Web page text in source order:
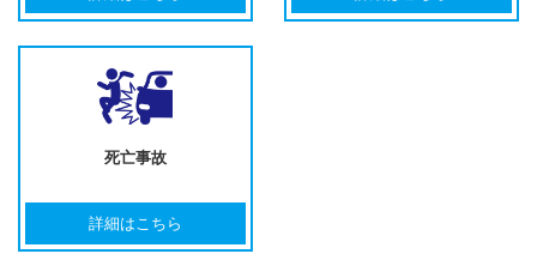
死亡事故
詳細はこちら